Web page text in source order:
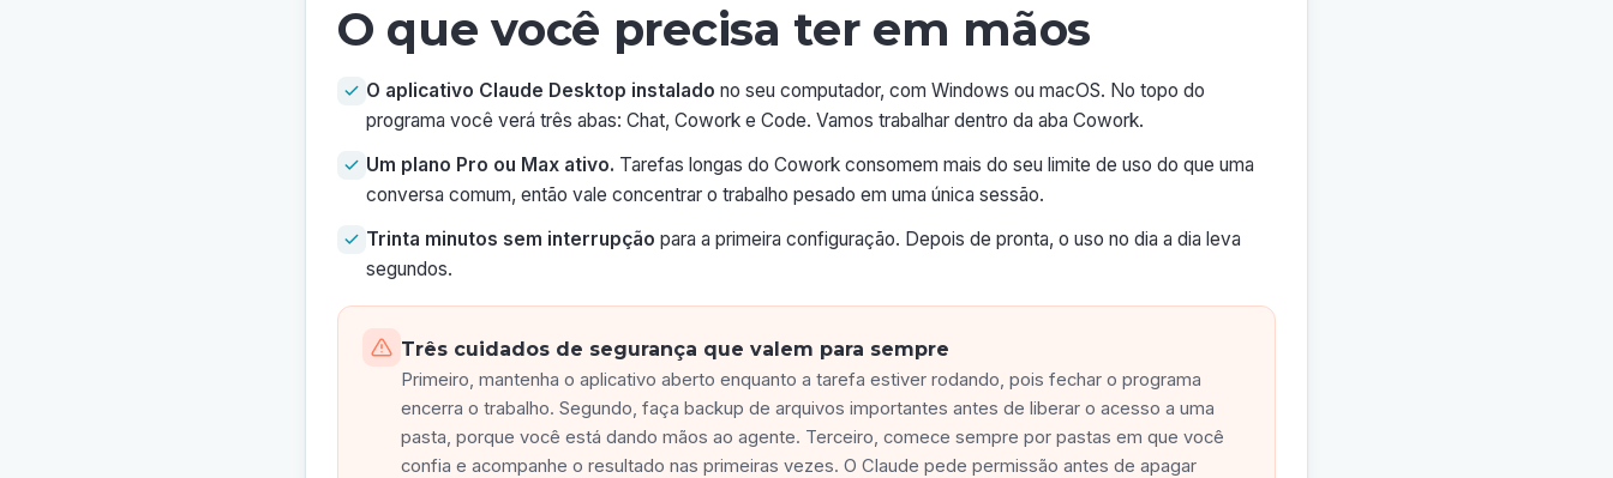
O que você precisa ter em mãos
O aplicativo Claude Desktop instalado no seu computador, com Windows ou macOS. No topo do
programa você verá três abas: Chat, Cowork e Code. Vamos trabalhar dentro da aba Cowork.
Um plano Pro ou Max ativo. Tarefas longas do Cowork consomem mais do seu limite de uso do que uma
conversa comum, então vale concentrar o trabalho pesado em uma única sessão.
Trinta minutos sem interrupção para a primeira configuração. Depois de pronta, o uso no dia a dia leva
segundos.
Três cuidados de segurança que valem para sempre
Primeiro, mantenha o aplicativo aberto enquanto a tarefa estiver rodando, pois fechar o programa
encerra o trabalho. Segundo, faça backup de arquivos importantes antes de liberar o acesso a uma
pasta, porque você está dando mãos ao agente. Terceiro, comece sempre por pastas em que você
confia e acompanhe o resultado nas primeiras vezes. O Claude pede permissão antes de apagar